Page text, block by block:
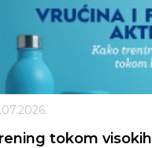
tokom visokih